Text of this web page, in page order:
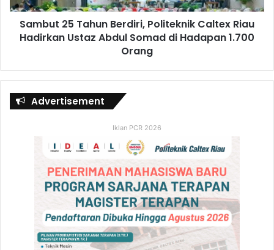
Sambut 25 Tahun Berdiri, Politeknik Caltex Riau
Hadirkan Ustaz Abdul Somad di Hadapan 1.700
Orang
Advertisement
Iklan PCR 2026